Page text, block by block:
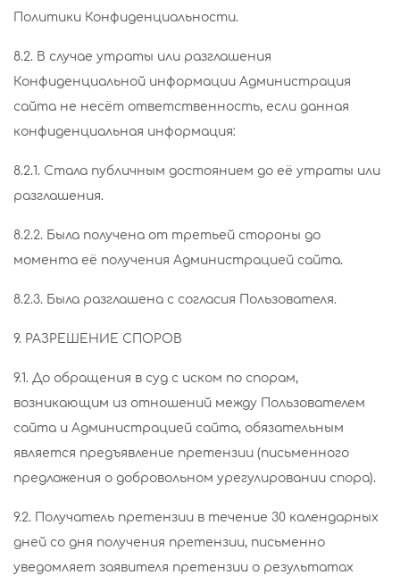
Политики Конфиденциальности.
8.2. В случае утраты или разглашения
Конфиденциальной информации Администрация
сайта не несёт ответственность, если данная
конфиденциальная информация:
8.2.1. Стала публичным достоянием до её утраты или
разглашения.
8.2.2. Была получена от третьей стороны до
момента её получения Администрацией сайта.
8.2.3. Была разглашена с согласия Пользователя.
9. РАЗРЕШЕНИЕ СПОРОВ
9.1. До обращения в суд с иском по спорам,
возникающим из отношений между Пользователем
сайта и Администрацией сайта, обязательным
является предъявление претензии (письменного
предложения о добровольном урегулировании спора).
9.2. Получатель претензии в течение 30 календарных
дней со дня получения претензии, письменно
уведомляет заявителя претензии о результатах